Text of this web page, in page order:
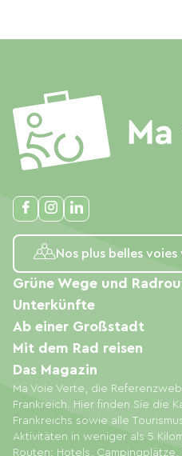
Nos plus belles voies
Ma Voie Verte, die
Frankreich. Hier finden Sie die
Frankreichs sowie alle
Aktivitäten in weniger als 5
Routen: Hotels, Campingplätze,
Grüne Wege und
Unterkünfte
Ab einer Großstadt
Mit dem Rad reisen
Das Magazin